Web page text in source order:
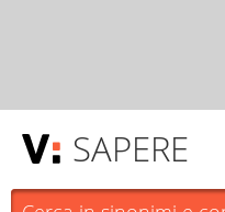
SAPERE